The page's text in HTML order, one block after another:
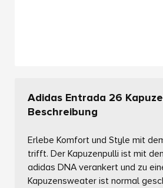
Adidas Entrada 26
Beschreibung
Erlebe Komfort und Style mit
trifft. Der Kapuzenpulli ist mit
adidas DNA verankert und zu
Kapuzensweater ist normal